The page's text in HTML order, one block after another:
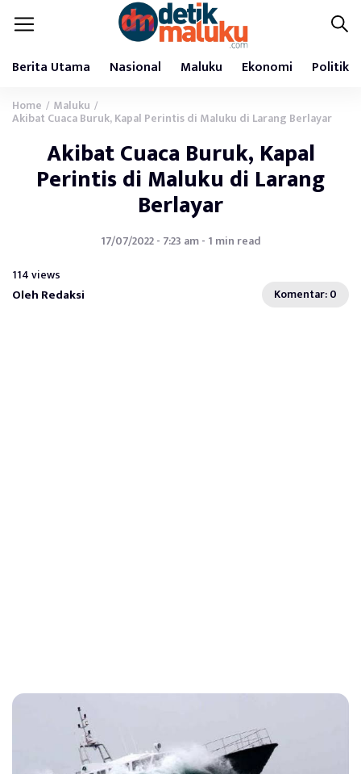
Berita Utama Nasional Maluku Ekonomi Politik
Home / Maluku /
Akibat Cuaca Buruk, Kapal Perintis di Maluku di Larang Berlayar
Akibat Cuaca Buruk, Kapal
Perintis di Maluku di Larang
Berlayar
17/07/2022 - 7:23 am - 1 min read
114 views
Oleh Redaksi Komentar: 0